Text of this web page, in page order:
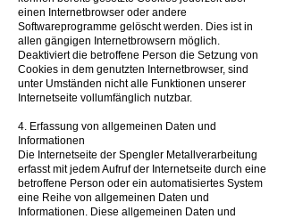
einen Internetbrowser oder andere
Softwareprogramme gelöscht werden. Dies ist in
allen gängigen Internetbrowsern möglich.
Deaktiviert die betroffene Person die Setzung von
Cookies in dem genutzten Internetbrowser, sind
unter Umständen nicht alle Funktionen unserer
Internetseite vollumfänglich nutzbar.
4. Erfassung von allgemeinen Daten und
Informationen
Die Internetseite der Spengler Metallverarbeitung
erfasst mit jedem Aufruf der Internetseite durch eine
betroffene Person oder ein automatisiertes System
eine Reihe von allgemeinen Daten und
Informationen. Diese allgemeinen Daten und